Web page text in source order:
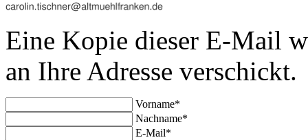
Eine Kopie dieser E-Mail
an Ihre Adresse verschickt.
Vorname*
Nachname*
E-Mail*